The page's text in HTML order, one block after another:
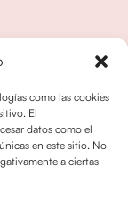
como las cookies
El
datos como el
en este sitio. No
a ciertas